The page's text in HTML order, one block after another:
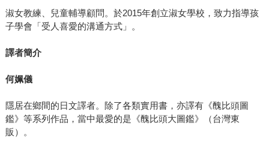
淑女教練、兒童輔導顧問。於2015年創立淑女學校，致力指導孩
子學會「受人喜愛的溝通方式」。
譯者簡介
何姵儀
隱居在鄉間的日文譯者。除了各類實用書，亦譯有《醜比頭圖
鑑》等系列作品，當中最愛的是《醜比頭大圖鑑》（台灣東
販）。